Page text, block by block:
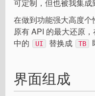
可定制，但也被我集成
在做到功能强大高度
原有 API 的最大还原
中的
UI 替换成 TB
界面组成